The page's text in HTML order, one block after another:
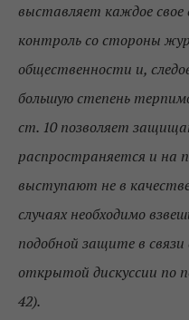
выставляет каждое свое
контроль со стороны
общественности и,
большую степень
ст. 10 позволяет
распространяется и на
выступают не в
случаях необходимо
подобной защите в
открытой дискуссии по
42).